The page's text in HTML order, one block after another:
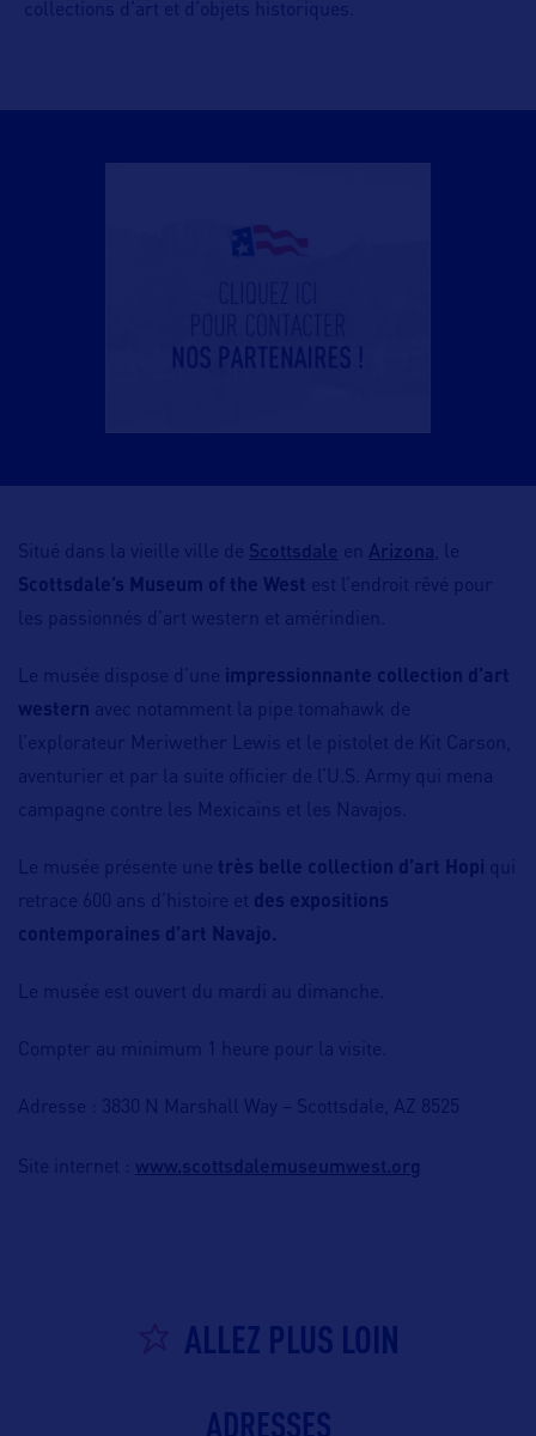
collections d’art et d’objets historiques.
Situé dans la vieille ville de Scottsdale en Arizona , le
Scottsdale’s Museum of the West est l’endroit rêvé pour
les passionnés d’art western et amérindien.
Le musée dispose d’une impressionnante collection d’art
western avec notamment la pipe tomahawk de
l’explorateur Meriwether Lewis et le pistolet de Kit Carson,
aventurier et par la suite officier de l’U.S. Army qui mena
campagne contre les Mexicains et les Navajos.
Le musée présente une très belle collection d’art Hopi qui
retrace 600 ans d’histoire et des expositions
contemporaines d’art Navajo.
Le musée est ouvert du mardi au dimanche.
Compter au minimum 1 heure pour la visite.
Adresse : 3830 N Marshall Way – Scottsdale, AZ 8525
Site internet : www.scottsdalemuseumwest.org
ALLEZ PLUS LOIN
ADRESSES